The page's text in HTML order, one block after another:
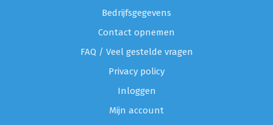
Bedrijfsgegevens
Contact opnemen
FAQ / Veel gestelde vragen
Privacy policy
Inloggen
Mijn account